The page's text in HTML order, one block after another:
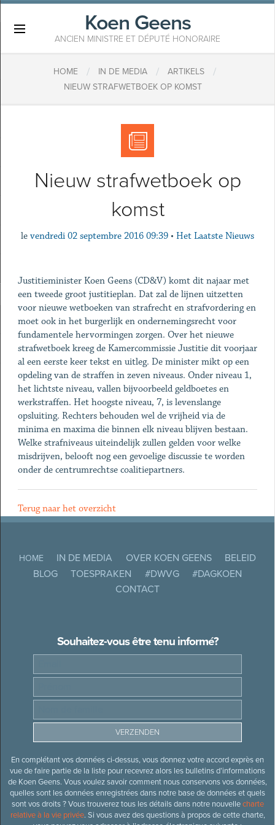
Koen Geens
ANCIEN MINISTRE ET DÉPUTÉ HONORAIRE
HOME / IN DE MEDIA / ARTIKELS /
NIEUW STRAFWETBOEK OP KOMST
Nieuw strafwetboek op
komst
le vendredi 02 septembre 2016 09:39 • Het Laatste Nieuws
Justitieminister Koen Geens (CD&V) komt dit najaar met
een tweede groot justitieplan. Dat zal de lijnen uitzetten
voor nieuwe wetboeken van strafrecht en strafvordering en
moet ook in het burgerlijk en ondernemingsrecht voor
fundamentele hervormingen zorgen. Over het nieuwe
strafwetboek kreeg de Kamercommissie Justitie dit voorjaar
al een eerste keer tekst en uitleg. De minister mikt op een
opdeling van de straffen in zeven niveaus. Onder niveau 1,
het lichtste niveau, vallen bijvoorbeeld geldboetes en
werkstraffen. Het hoogste niveau, 7, is levenslange
opsluiting. Rechters behouden wel de vrijheid via de
minima en maxima die binnen elk niveau blijven bestaan.
Welke strafniveaus uiteindelijk zullen gelden voor welke
misdrijven, belooft nog een gevoelige discussie te worden
onder de centrumrechtse coalitiepartners.
Terug naar het overzicht
HOME IN DE MEDIA OVER KOEN GEENS
BELEID
BLOG
TOESPRAKEN #DWVG
#DAGKOEN
CONTACT
Souhaitez-vous être tenu informé?
En complétant vos données ci-dessus, vous donnez votre accord exprès en
vue de faire partie de la liste pour recevrez alors les bulletins d’informations
de Koen Geens. Vous voulez savoir comment nous conservons vos données,
quelles sont les données enregistrées dans notre base de données et quels
sont vos droits ? Vous trouverez tous les détails dans notre nouvellecharte
relative à la vie privée. Si vous avez des questions à propos de cette charte,